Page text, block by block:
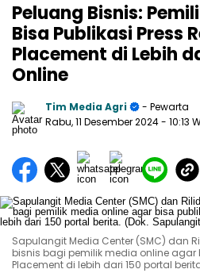
Peluang Bisnis:
Bisa Publikasi Press
Placement di Lebih
Online
Tim Media Agri
- Pewarta
Rabu, 11 Desember 2024- 10:13
Sapulangit Media Center (SMC) dan
bisnis bagi pemilik media online agar
Placement di lebih dari 150 portal